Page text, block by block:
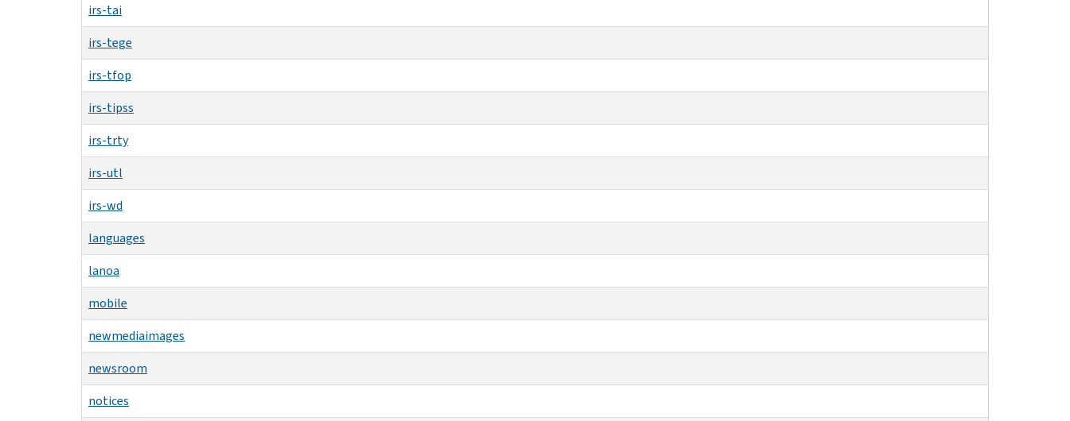
irs-tai
irs-tege
irs-tfop
irs-tipss
irs-trty
irs-utl
irs-wd
languages
lanoa
mobile
newmediaimages
newsroom
notices